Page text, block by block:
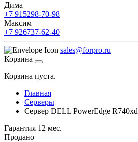
Дима
+7 915298-70-98
Максим
+7 926737-62-40
sales@forpro.ru
Корзина
Корзина пуста.
Главная
Серверы
Сервер DELL PowerEdge
Гарантия 12 мес.
Продано